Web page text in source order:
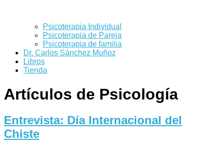
Psicoterapia Individual
Psicoterapia de Pareja
Psicoterapia de familia
Dr. Carlos Sánchez Muñoz
Libros
Tienda
Artículos de Psicología
Entrevista: Día Internacional del
Chiste